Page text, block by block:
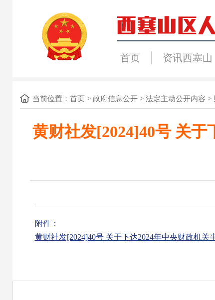
首页 资讯西塞山
当前位置： 首页> 政府信息公开> 法定主动公开内容 >
黄财社发[2024]40号 关
附件：
黄财社发[2024]40号 关于下达2024年中央财政机